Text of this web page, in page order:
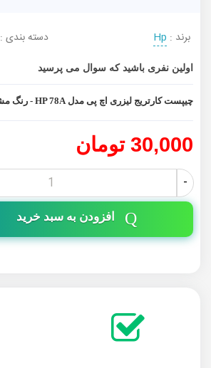
برند : Hp دسته بندی :
اولین نفری باشید که سوال می پرسید
چیپست کارتریج لیزری اچ پی مدل HP 78A - رنگ مشکی - کد فنی: CE278A
30,000 تومان
-
افزودن به سبد خرید